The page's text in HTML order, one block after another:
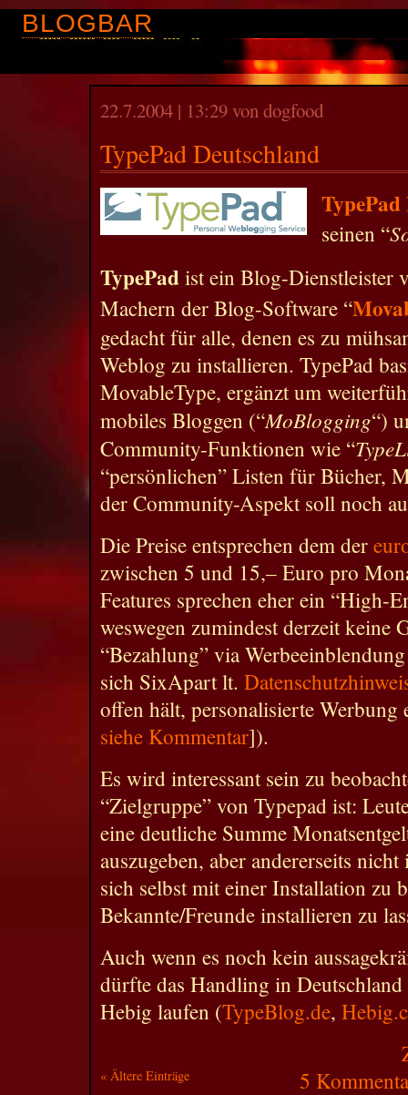
BLOGBAR
22.7.2004 | 13:29 von dogfood
TypePad Deutschland
seinen “
TypePad ist ein Blog-Dienstleister
Machern der Blog-Software “
gedacht für alle, denen es zu
Weblog zu installieren. TypePad
MovableType, ergänzt um
mobiles Bloggen (“MoBlogging“)
Community-Funktionen wie “
“persönlichen” Listen für Bücher,
der Community-Aspekt soll noch
Die Preise entsprechen dem der
zwischen 5 und 15,– Euro pro
Features sprechen eher ein “High-
weswegen zumindest derzeit keine
“Bezahlung” via
sich SixApart lt.
offen hält, personalisierte Werbung
siehe Kommentar]).
Es wird interessant sein zu
“Zielgruppe” von Typepad ist:
eine deutliche Summe
auszugeben, aber andererseits
sich selbst mit einer Installation zu
Bekannte/Freunde installieren zu
Auch wenn es noch kein
dürfte das Handling in
Hebig laufen (TypeBlog.de,
« Ältere Einträge 5